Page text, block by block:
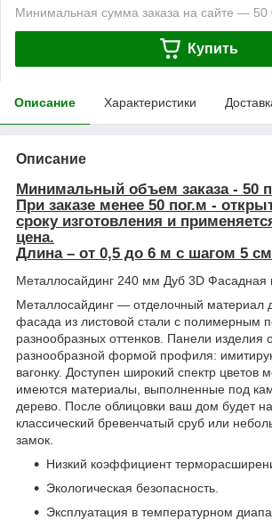
Минимальная сумма заказа на сайте — 50
Купить
Описание Характеристики
Описание
Минимальный объем заказа - 50
При заказе менее 50 пог.м -
сроку изготовления и
цена.
Длина – от 0,5 до 6 м с шагом 5 см
Металлосайдинг 240 мм Дуб 3D Фасадная
Металлосайдинг — отделочный материал
фасада из листовой стали с полимерным
разнообразных оттенков. Панели изделия
разнообразной формой профиля:
вагонку. Доступен широкий спектр цветов
имеются материалы, выполненные под
дерево. После облицовки ваш дом будет
классический бревенчатый сруб или
замок.
Низкий коэффициент
Экологическая безопасность.
Эксплуатация в температурном